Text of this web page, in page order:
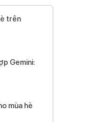
trên
Gemini:
mùa hè